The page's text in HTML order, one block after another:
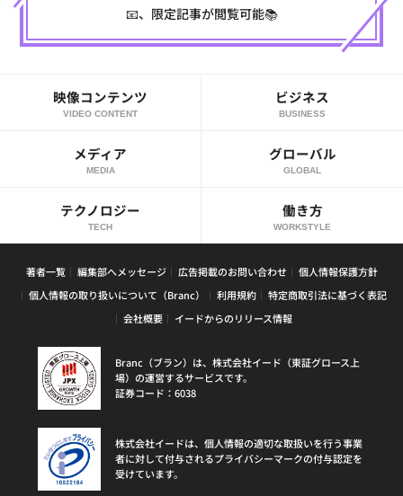
📧、限定記事が閲覧可能📚
映像コンテンツ
VIDEO CONTENT
ビジネス
BUSINESS
メディア
MEDIA
グローバル
GLOBAL
テクノロジー
TECH
働き方
WORKSTYLE
著者一覧 編集部へメッセージ 広告掲載のお問い合わせ
個人情報保護方針
個人情報の取り扱いについて（Branc）
利用規約
特定商取引法に基づく表記
会社概要
イードからのリリース情報
Branc（ブラン）は、株式会社イード（東証グロース上
場）の運営するサービスです。
証券コード：6038
株式会社イードは、個人情報の適切な取扱いを行う事業
者に対して付与されるプライバシーマークの付与認定を
受けています。